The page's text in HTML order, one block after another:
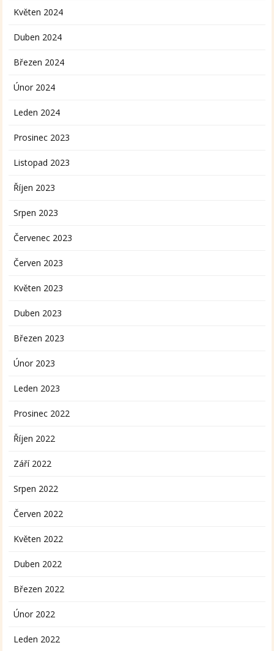
Květen 2024
Duben 2024
Březen 2024
Únor 2024
Leden 2024
Prosinec 2023
Listopad 2023
Říjen 2023
Srpen 2023
Červenec 2023
Červen 2023
Květen 2023
Duben 2023
Březen 2023
Únor 2023
Leden 2023
Prosinec 2022
Říjen 2022
Září 2022
Srpen 2022
Červen 2022
Květen 2022
Duben 2022
Březen 2022
Únor 2022
Leden 2022